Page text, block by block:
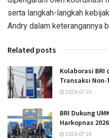
serta langkah-langkah
Andry dalam keterangannya
Related posts
Kolaborasi BRI
Transaksi Non-
2026-07-25
BRI Dukung
Harkopnas 2026
2026-07-24